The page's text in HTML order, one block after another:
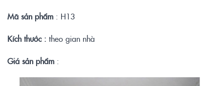
Mã sản phẩm : H13
Kích thước : theo gian nhà
Giá sản phẩm :